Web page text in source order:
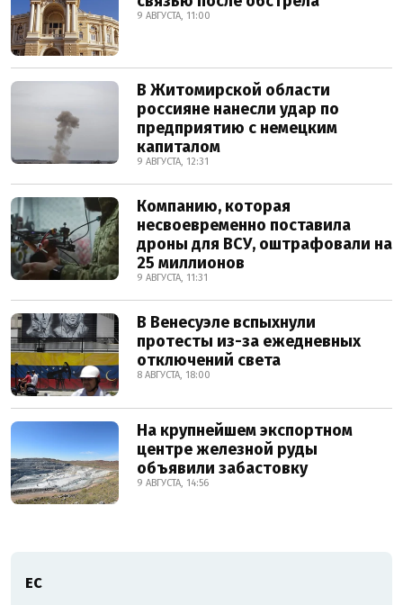
9 АВГУСТА, 11:00
В Житомирской области
россияне нанесли удар по
предприятию с немецким
капиталом
9 АВГУСТА, 12:31
Компанию, которая
несвоевременно поставила
дроны для ВСУ, оштрафовали на
25 миллионов
9 АВГУСТА, 11:31
В Венесуэле вспыхнули
протесты из-за ежедневных
отключений света
8 АВГУСТА, 18:00
На крупнейшем экспортном
центре железной руды
объявили забастовку
9 АВГУСТА, 14:56
ЕС